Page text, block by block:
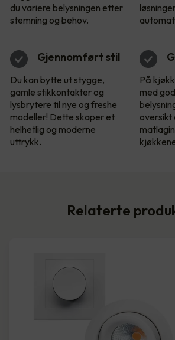
du variere belysningen etter
stemning og behov.
Gjennomført stil
Du kan bytte ut stygge,
gamle stikkontakter og
lysbrytere til nye og freshe
modeller! Dette skaper et
helhetlig og moderne
uttrykk.
På
med
oversikt
Relaterte